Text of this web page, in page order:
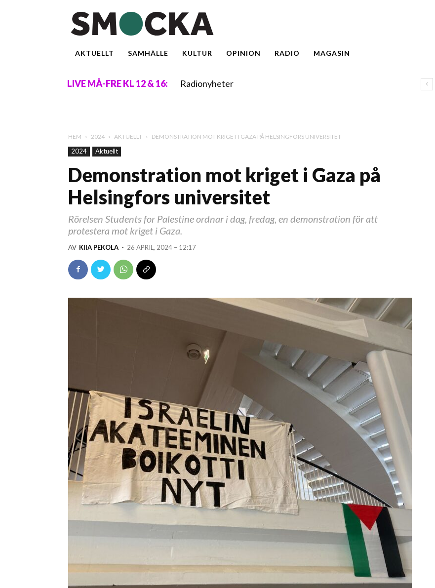
AKTUELLT SAMHÄLLE KULTUR OPINION RADIO MAGASIN
LIVE MÅ-FRE KL 12 & 16: Radionyheter
HEM 2024 AKTUELLT DEMONSTRATION MOT KRIGET I GAZA PÅ HELSINGFORS UNIVERSITET
2024 Aktuellt
Demonstration mot kriget i Gaza på
Helsingfors universitet
Rörelsen Students for Palestine ordnar i dag, fredag, en demonstration för att
protestera mot kriget i Gaza.
AV KIIA PEKOLA - 26 APRIL, 2024 – 12:17